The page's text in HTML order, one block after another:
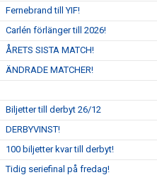
Fernebrand till YIF!
Carlén förlänger till 2026!
ÅRETS SISTA MATCH!
ÄNDRADE MATCHER!
Biljetter till derbyt 26/12
DERBYVINST!
100 biljetter kvar till derbyt!
Tidig seriefinal på fredag!